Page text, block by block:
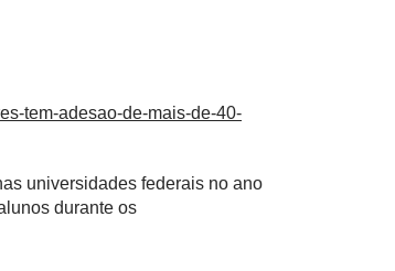
tem-adesao-de-mais-de-40-
universidades federais no ano
durante os